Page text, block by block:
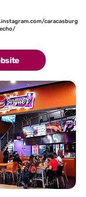
caracasburg